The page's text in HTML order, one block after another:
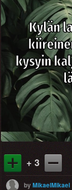
+ 3
byMikaelMikael